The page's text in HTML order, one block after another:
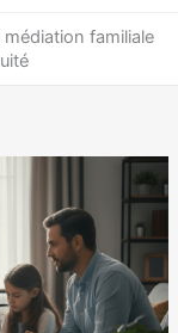
familiale